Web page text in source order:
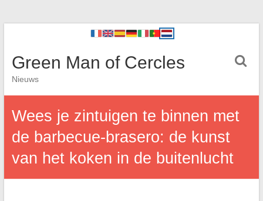
Green Man of Cercles
Nieuws
Wees je zintuigen te binnen met
de barbecue-brasero: de kunst
van het koken in de buitenlucht